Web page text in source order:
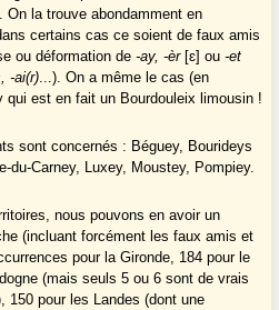
. On la trouve abondamment en
certains cas ce soient de faux amis
ou déformation de-ay, -èr [ɛ] ou-et
-ai(r)...). On a même le cas (en
qui est en fait un Bourdouleix limousin !
sont concernés : Béguey, Bourideys
du-Carney, Luxey, Moustey, Pompiey.
nous pouvons en avoir un
(incluant forcément les faux amis et
pour la Gironde, 184 pour le
(mais seuls 5 ou 6 sont de vrais
150 pour les Landes (dont une